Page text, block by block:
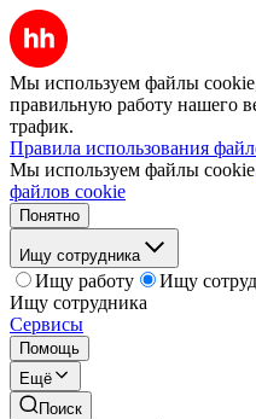
Мы используем файлы
правильную работу нашего
трафик.
Правила использования
Мы используем файлы
файлов cookie
Понятно
Ищу сотрудника
Ищу работу
Ищу
Ищу сотрудника
Сервисы
Помощь
Ещё
Поиск